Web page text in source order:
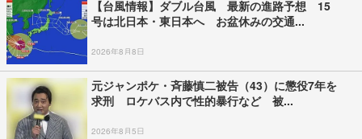
【台風情報】ダブル台風 最新の進路予想 15
号は北日本・東日本へ お盆休みの交通...
2026年8月8日
元ジャンポケ・斉藤慎二被告（43）に懲役7年を
求刑 ロケバス内で性的暴行など 被...
2026年8月5日